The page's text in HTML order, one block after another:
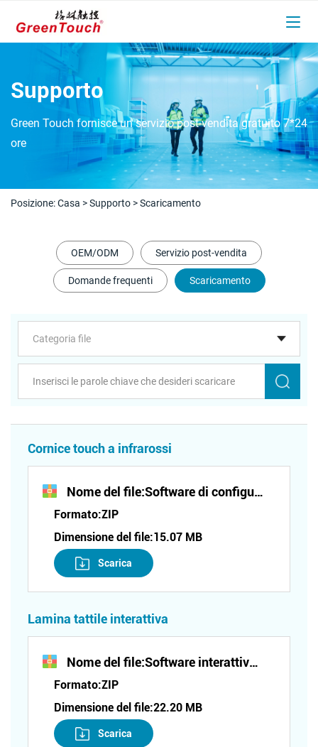
Supporto
Green Touch fornisce un servizio post-vendita gratuito 7*24
ore
Posizione:Casa >Supporto >Scaricamento
OEM/ODM Servizio post-vendita
Domande frequenti Scaricamento
Cornice touch a infrarossi
Nome del file:Software di configurazione della cornice touch a infrarossi (serie TF)
Formato:ZIP
Dimensione del file:15.07 MB
Scarica
Lamina tattile interattiva
Nome del file:Software interattivo per la configurazione della lamina a contatto (serie ET)
Formato:ZIP
Dimensione del file:22.20 MB
Scarica